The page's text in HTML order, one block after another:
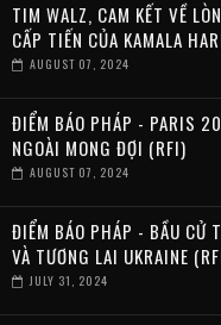
TIM WALZ, CAM KẾT VỀ
CẤP TIẾN CỦA KAMALA
AUGUST 07, 2024
ĐIỂM BÁO PHÁP - PARIS
NGOÀI MONG ĐỢI (RFI)
AUGUST 07, 2024
ĐIỂM BÁO PHÁP - BẦU CỬ
VÀ TƯƠNG LAI UKRAINE
JULY 31, 2024